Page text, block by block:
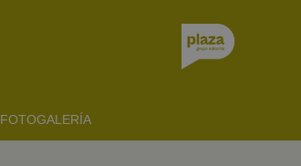
FOTOGALERÍA